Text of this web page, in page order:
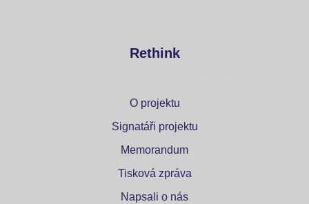
Rethink
O projektu
Signatáři projektu
Memorandum
Tisková zpráva
Napsali o nás